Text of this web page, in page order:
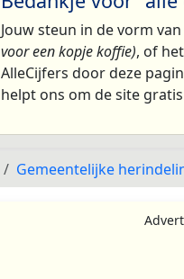
Jouw steun in de vorm van
voor een kopje koffie), of
AlleCijfers door deze
helpt ons om de site
Gemeentelijke